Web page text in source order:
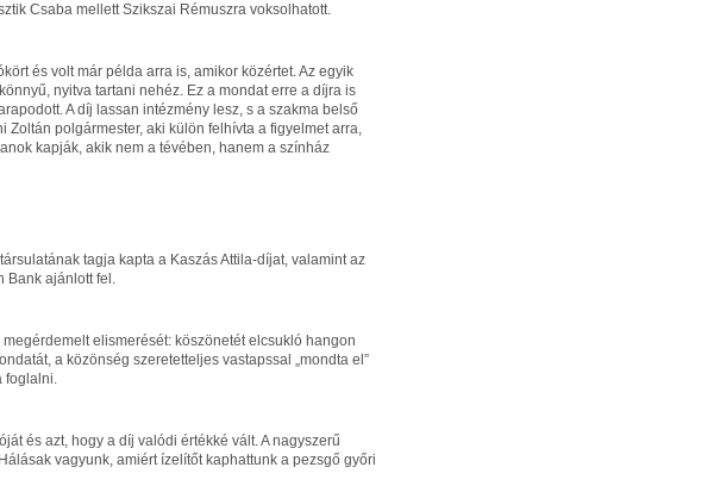
Csaba mellett Szikszai Rémuszra voksolhatott.
és volt már példa arra is, amikor közértet. Az egyik
nyitva tartani nehéz. Ez a mondat erre a díjra is
A díj lassan intézmény lesz, s a szakma belső
polgármester, aki külön felhívta a figyelmet arra,
kapják, akik nem a tévében, hanem a színház
tagja kapta a Kaszás Attila-díjat, valamint az
Bank ajánlott fel.
elismerését: köszönetét elcsukló hangon
a közönség szeretetteljes vastapssal „mondta el”
foglalni.
és azt, hogy a díj valódi értékké vált. A nagyszerű
vagyunk, amiért ízelítőt kaphattunk a pezsgő győri